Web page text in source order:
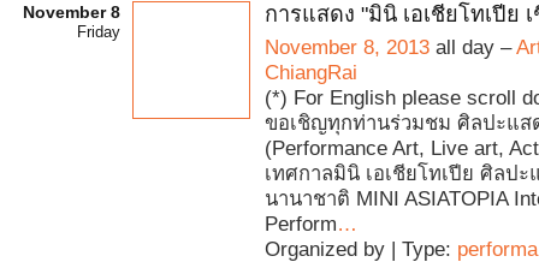
November 8
Friday
การแสดง "มินิ เอเชียโทเปีย
November 8, 2013 all day –
ChiangRai
(*) For English please scroll
ขอเชิญทุกท่านร่วมชม ศิลปะแส
(Performance Art, Live art,
เทศกาลมินิ เอเชียโทเปีย ศิลปะ
นานาชาติ MINI ASIATOPIA
Perform…
Organized by | Type: